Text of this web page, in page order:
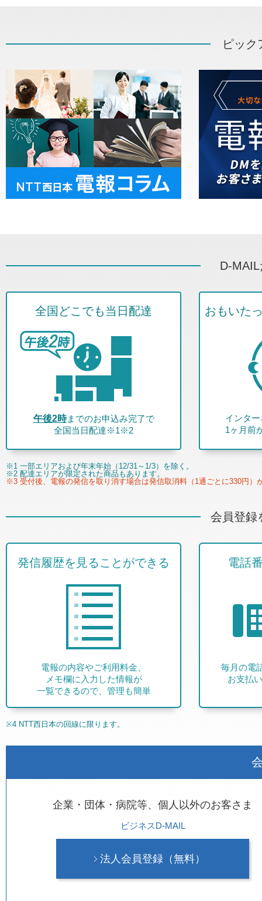
ピック
D-
全国どこでも当日配達
午後2時までのお申込み完了で
全国当日配達※1※2
おもいた
インタ
1ヶ月前
※1 一部エリアおよび年末年始（12/31～1/3）を除く。
※2 配達エリアが限定された商品もあります。
※3 受付後、電報の発信を取り消す場合は発信取消料（1通ごとに330円）
会員登録
発信履歴を見ることができる
電報の内容やご利用料金、
メモ欄に入力した情報が
一覧できるので、管理も簡単
電話
毎月の電
お支払
※4 NTT西日本の回線に限ります。
企業・団体・病院等、個人以外のお客さま
ビジネスD-MAIL
法人会員登録（無料）